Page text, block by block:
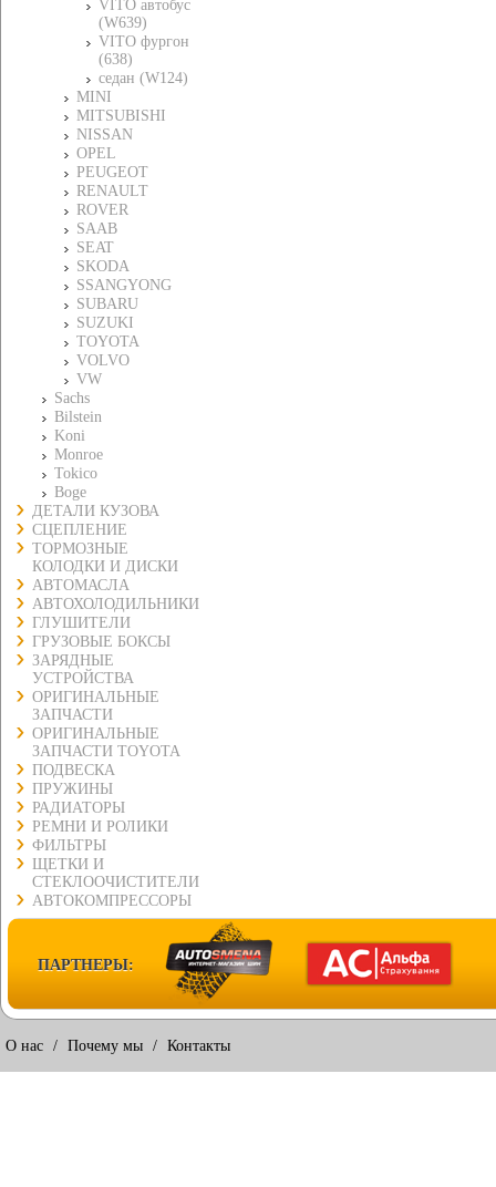
VITO автобус
(W639)
VITO фургон
(638)
седан (W124)
MINI
MITSUBISHI
NISSAN
OPEL
PEUGEOT
RENAULT
ROVER
SAAB
SEAT
SKODA
SSANGYONG
SUBARU
SUZUKI
TOYOTA
VOLVO
VW
Sachs
Bilstein
Koni
Monroe
Tokico
Boge
ДЕТАЛИ КУЗОВА
СЦЕПЛЕНИЕ
ТОРМОЗНЫЕ
КОЛОДКИ И ДИСКИ
АВТОМАСЛА
АВТОХОЛОДИЛЬНИКИ
ГЛУШИТЕЛИ
ГРУЗОВЫЕ БОКСЫ
ЗАРЯДНЫЕ
УСТРОЙСТВА
ОРИГИНАЛЬНЫЕ
ЗАПЧАСТИ
ОРИГИНАЛЬНЫЕ
ЗАПЧАСТИ TOYOTA
ПОДВЕСКА
ПРУЖИНЫ
РАДИАТОРЫ
РЕМНИ И РОЛИКИ
ФИЛЬТРЫ
ЩЕТКИ И
СТЕКЛООЧИСТИТЕЛИ
АВТОКОМПРЕССОРЫ
ПАРТНЕРЫ:
О нас / Почему мы / Контакты